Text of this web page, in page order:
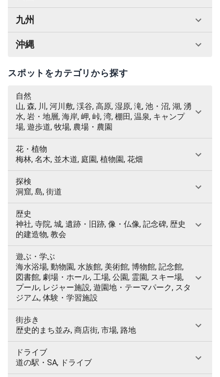
九州
沖縄
スポットをカテゴリから探す
自然
山, 森, 川, 河川敷, 渓谷, 高原, 湿原, 滝, 池・沼, 湖, 湧
水, 岩・地層, 海岸, 岬, 峠, 湾, 棚田, 温泉, キャンプ
場, 遊歩道, 牧場, 農場・農園
花・植物
梅林, 名木, 並木道, 庭園, 植物園, 花畑
探検
洞窟, 島, 街道
歴史
神社, 寺院, 城, 遺跡・旧跡, 像・仏像, 記念碑, 歴史
的建造物, 教会
遊ぶ・学ぶ
海水浴場, 動物園, 水族館, 美術館, 博物館, 記念館,
図書館, 劇場・ホール, 工場, 公園, 霊園, スキー場,
プール, レジャー施設, 遊園地・テーマパーク, スタ
ジアム, 体験・学習施設
街歩き
歴史的まち並み, 商店街, 市場, 路地
ドライブ
道の駅・SA, ドライブ